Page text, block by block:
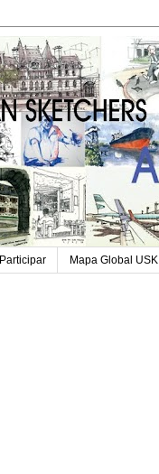
Participar Mapa Global USK